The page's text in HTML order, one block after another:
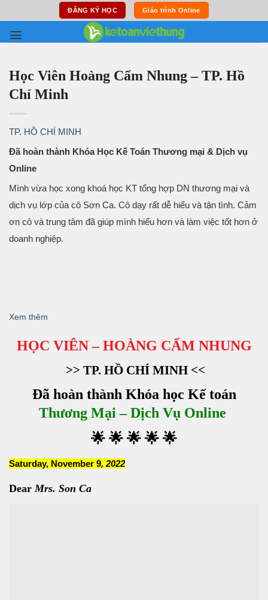
content
ĐĂNG KÝ HỌC Giáo trình Online
Học Viên Hoàng Cẩm Nhung – TP. Hồ
Chí Minh
TP. HỒ CHÍ MINH
Đã hoàn thành Khóa Học Kế Toán Thương mại & Dịch vụ
Online
Mình vừa học xong khoá học KT tổng hợp DN thương mại và
dịch vụ lớp của cô Sơn Ca. Cô dạy rất dễ hiểu và tận tình. Cảm
ơn cô và trung tâm đã giúp mình hiểu hơn và làm việc tốt hơn ở
doanh nghiệp.
Xem thêm
HỌC VIÊN – HOÀNG CẨM NHUNG
>> TP. HỒ CHÍ MINH <<
Đã hoàn thành Khóa học Kế toán
Thương Mại – Dịch Vụ Online
🌟 🌟 🌟 🌟 🌟
Saturday, November 9, 2022
Dear Mrs. Son Ca